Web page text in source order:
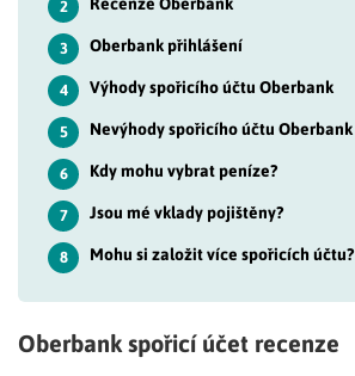
2 Recenze Oberbank
3 Oberbank přihlášení
4 Výhody spořicího účtu Oberbank
5 Nevýhody spořicího účtu Oberbank
6 Kdy mohu vybrat peníze?
7 Jsou mé vklady pojištěny?
8 Mohu si založit více spořicích účtu?
Oberbank spořicí účet recenze